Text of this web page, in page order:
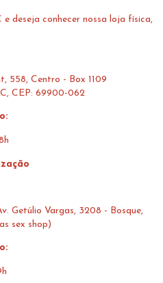
deseja conhecer nossa loja física,
558, Centro - Box 1109
CEP: 69900-062
Getúlio Vargas, 3208 - Bosque,
sex shop)